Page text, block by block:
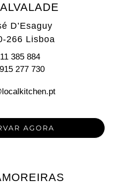
D’Esaguy
266 Lisboa
385 884
277 730
AGORA